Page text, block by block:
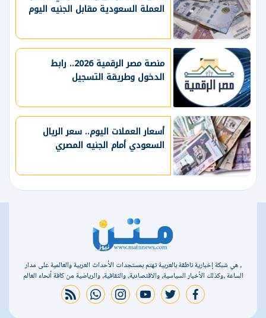
العملة السعودية مقابل الجنيه اليوم
منصة مصر الرقمية 2026.. رابط
الدخول وطريقة التسجيل
أسعار العملات اليوم.. سعر الريال
السعودي أمام الجنيه المصري
، هي شبكة إخبارية ناطقة بالعربية تهتم بمستجدات الأحداث العربية والعالمية على مدار
الساعة ،وكذلك الأخبار السياسية، والاقتصادية، والثقافية، والرياضية من كافة أنحاء العالم
facebook
twitter
youtube
instagram
whatsapp
rss feed